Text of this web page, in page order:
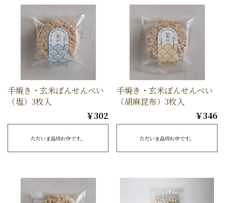
手焼き・玄米ぽんせんべい
（塩）3枚入
￥302
ただいま品切れ中です。
手焼き・玄米ぽんせんべい
（胡麻昆布）3枚入
￥346
ただいま品切れ中です。